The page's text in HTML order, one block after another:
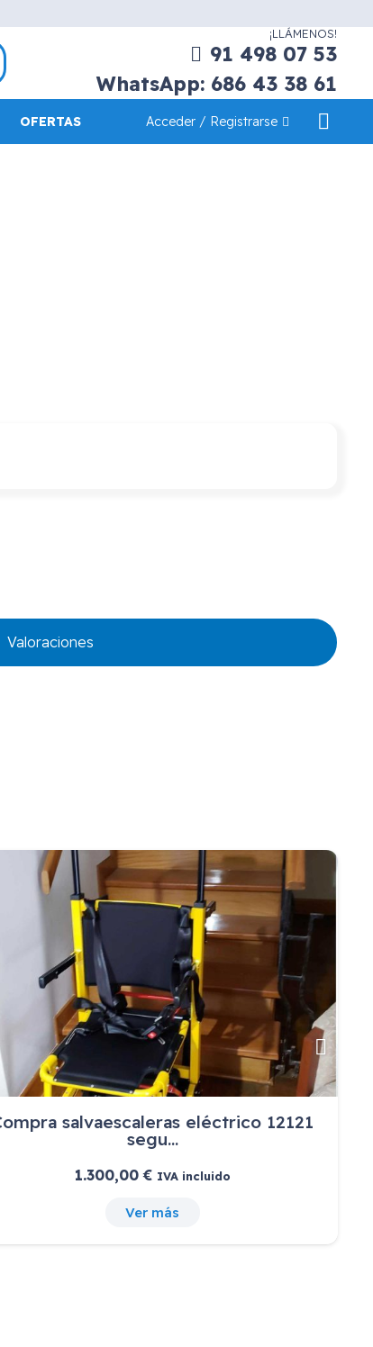
¡LLÁMENOS!
91 498 07 53
WhatsApp: 686 43 38 61
OFERTAS Acceder / Registrarse
Valoraciones
Concentrador Spirit 3
1.514,69 IVA incluido
Ver más